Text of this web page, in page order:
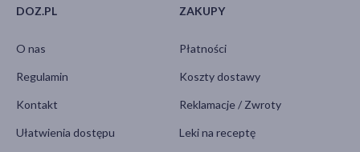
DOZ.PL
O nas
Regulamin
Kontakt
Ułatwienia dostępu
ZAKUPY
Płatności
Koszty dostawy
Reklamacje / Zwroty
Leki na receptę